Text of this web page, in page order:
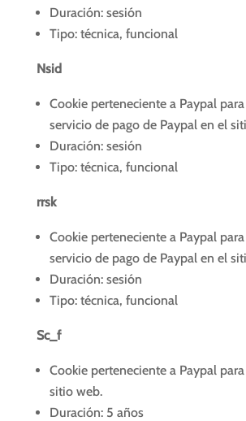
Duración: sesión
Tipo: técnica, funcional
Nsid
Cookie perteneciente a Paypal
servicio de pago de Paypal en el
Duración: sesión
Tipo: técnica, funcional
rrsk
Cookie perteneciente a Paypal
servicio de pago de Paypal en el
Duración: sesión
Tipo: técnica, funcional
Sc_f
Cookie perteneciente a Paypal
sitio web.
Duración: 5 años